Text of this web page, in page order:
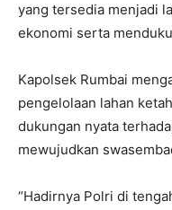
yang tersedia menjadi
ekonomi serta
Kapolsek Rumbai
pengelolaan lahan
dukungan nyata
mewujudkan
“Hadirnya Polri di